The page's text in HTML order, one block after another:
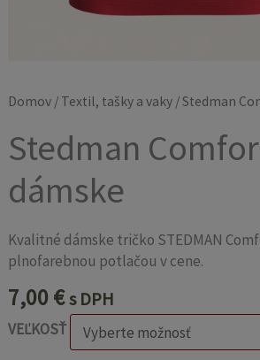
Domov / Textil, tašky a vaky / Stedman
Stedman
dámske
Kvalitné dámske tričko STEDMAN
plnofarebnou potlačou v cene.
7,00 €s DPH
VEĽKOSŤ